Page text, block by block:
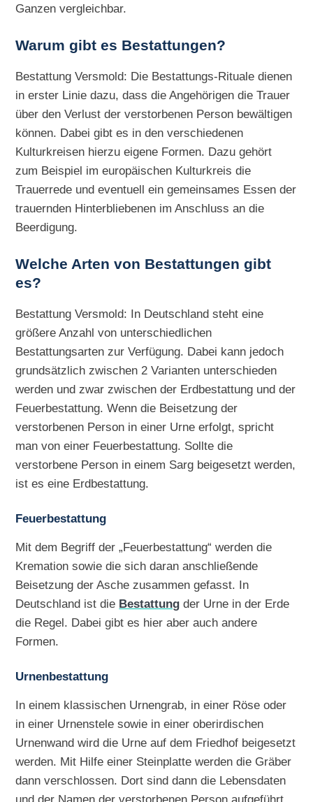
Ganzen vergleichbar.
Warum gibt es Bestattungen?
Bestattung Versmold: Die Bestattungs-Rituale dienen
in erster Linie dazu, dass die Angehörigen die Trauer
über den Verlust der verstorbenen Person bewältigen
können. Dabei gibt es in den verschiedenen
Kulturkreisen hierzu eigene Formen. Dazu gehört
zum Beispiel im europäischen Kulturkreis die
Trauerrede und eventuell ein gemeinsames Essen der
trauernden Hinterbliebenen im Anschluss an die
Beerdigung.
Welche Arten von Bestattungen gibt
es?
Bestattung Versmold: In Deutschland steht eine
größere Anzahl von unterschiedlichen
Bestattungsarten zur Verfügung. Dabei kann jedoch
grundsätzlich zwischen 2 Varianten unterschieden
werden und zwar zwischen der Erdbestattung und der
Feuerbestattung. Wenn die Beisetzung der
verstorbenen Person in einer Urne erfolgt, spricht
man von einer Feuerbestattung. Sollte die
verstorbene Person in einem Sarg beigesetzt werden,
ist es eine Erdbestattung.
Feuerbestattung
Mit dem Begriff der „Feuerbestattung“ werden die
Kremation sowie die sich daran anschließende
Beisetzung der Asche zusammen gefasst. In
Deutschland ist die Bestattung der Urne in der Erde
die Regel. Dabei gibt es hier aber auch andere
Formen.
Urnenbestattung
In einem klassischen Urnengrab, in einer Röse oder
in einer Urnenstele sowie in einer oberirdischen
Urnenwand wird die Urne auf dem Friedhof beigesetzt
werden. Mit Hilfe einer Steinplatte werden die Gräber
dann verschlossen. Dort sind dann die Lebensdaten